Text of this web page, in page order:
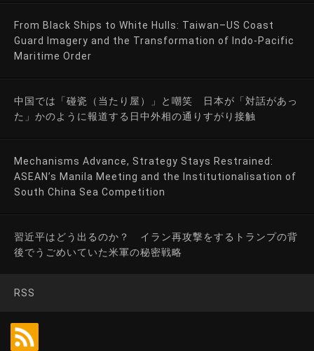
From Black Ships to White Hulls: Taiwan–US Coast
Guard Imagery and the Transformation of Indo-Pacific
Maritime Order
中国では「碰瓷（当たり屋）」と嘲笑 日本が「対話があっ
た」かのように報道する日中外相の通りすがり接触
Mechanisms Advance, Strategy Stays Restrained:
ASEAN’s Manila Meeting and the Institutionalisation of
South China Sea Competition
習近平はどう出るのか？ イラン再攻撃をするトランプの背
後でうごめいていた米軍の秘密戦略
RSS